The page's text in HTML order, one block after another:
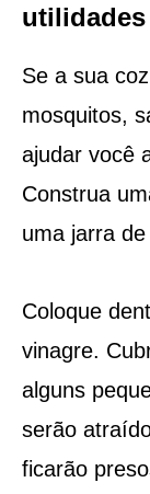
utilidades
Se a sua
mosquitos,
ajudar você
Construa
uma jarra
Coloque
vinagre.
alguns
serão
ficarão